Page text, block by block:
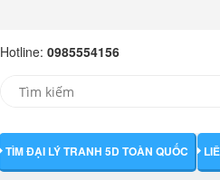
Hotline: 0985554156
TÌM ĐẠI LÝ TRANH 5D TOÀN QUỐC